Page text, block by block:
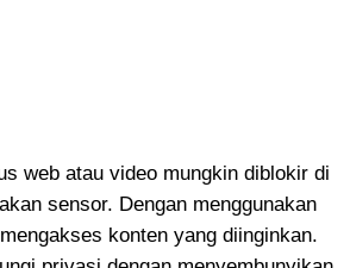
web atau video mungkin diblokir di
sensor. Dengan menggunakan
konten yang diinginkan.